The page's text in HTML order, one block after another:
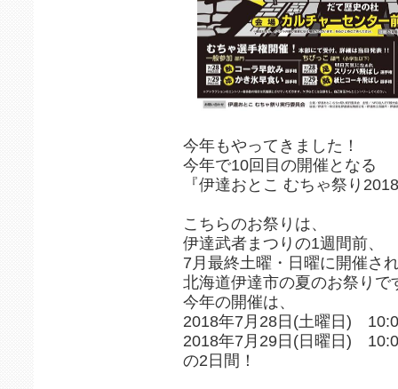
今年もやってきました！
今年で10回目の開催となる
『伊達おとこ むちゃ祭り
こちらのお祭りは、
伊達武者まつりの1週間前、
7月最終土曜・日曜に開催さ
北海道伊達市の夏のお祭りで
今年の開催は、
2018年7月28日(土曜日)
2018年7月29日(日曜日)
の2日間！